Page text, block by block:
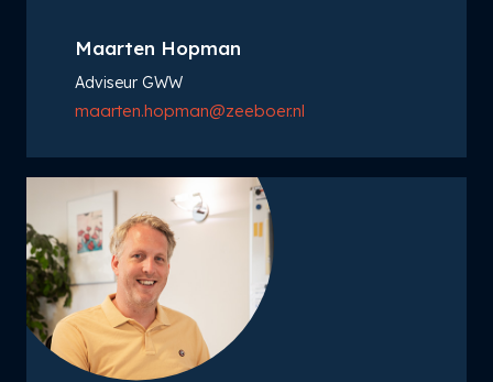
Maarten Hopman
Adviseur GWW
maarten.hopman@zeeboer.nl